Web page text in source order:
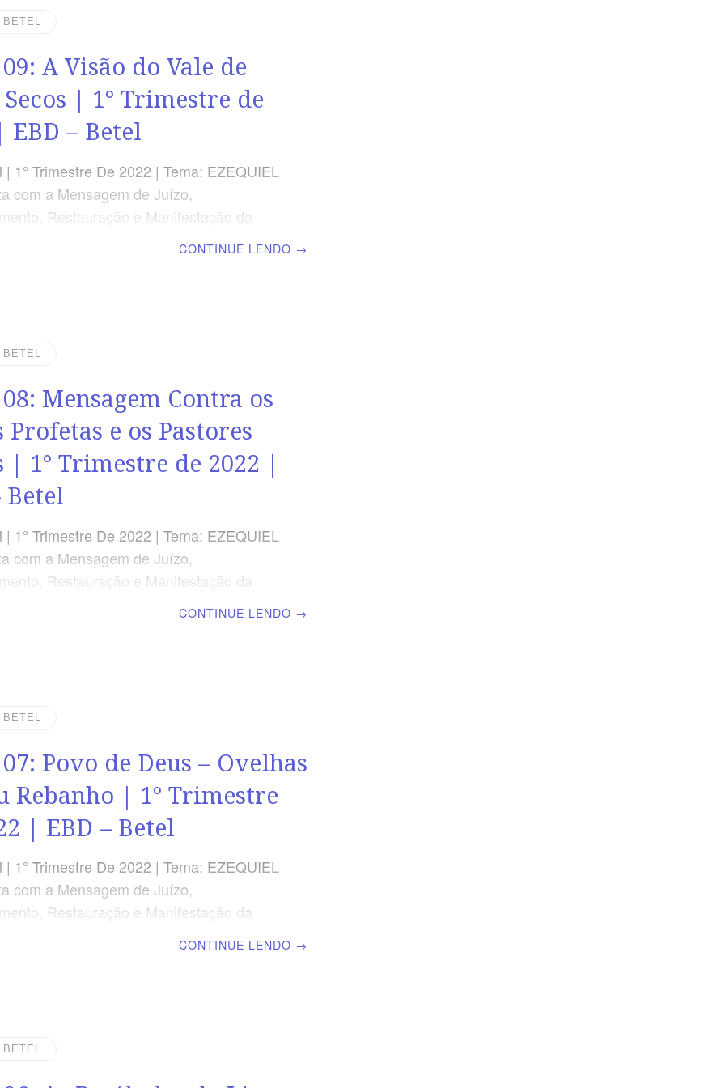
VERDADE APLICADA As águas que
frutificação e sustentação.
DA LIÇÃO Mostrar a visão das águas
BETEL
A Visão do Vale de
Secos | 1° Trimestre de
EBD – Betel
| 1° Trimestre De 2022 | Tema: EZEQUIEL
com a Mensagem de Juízo,
Restauração e Manifestação da
espiritual produz fidelidade e
de Deus. TEXTOS DE REFERÊNCIA
371- Veio sobre mim a mão
CONTINUE LENDO →
BETEL
Mensagem Contra os
Profetas e os Pastores
| 1° Trimestre de 2022 |
Betel
| 1° Trimestre De 2022 | Tema: EZEQUIEL
com a Mensagem de Juízo,
Restauração e Manifestação da
APLICADA O povo de Deus precisa
DA LIÇÃO Alertar contra os
acerca dos pastores
CONTINUE LENDO →
Povo de Deus – Ovelhas
Rebanho | 1° Trimestre
| EBD – Betel
| 1° Trimestre De 2022 | Tema: EZEQUIEL
com a Mensagem de Juízo,
Restauração e Manifestação da
é comparado a ovelhas do rebanho do
CONTINUE LENDO →
BETEL